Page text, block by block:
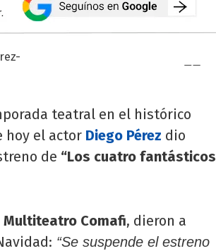
teatral en el histórico
hoy el actor Diego Pérez dio
de “Los cuatro fantásticos
Comafi, dieron a
“Se suspende el estreno